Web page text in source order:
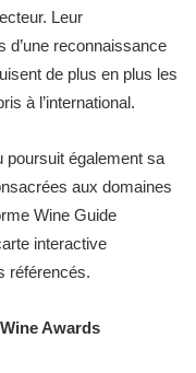
Leur
d’une reconnaissance
de plus en plus les
à l’international.
poursuit également sa
aux domaines
Wine Guide
interactive
référencés.
Awards